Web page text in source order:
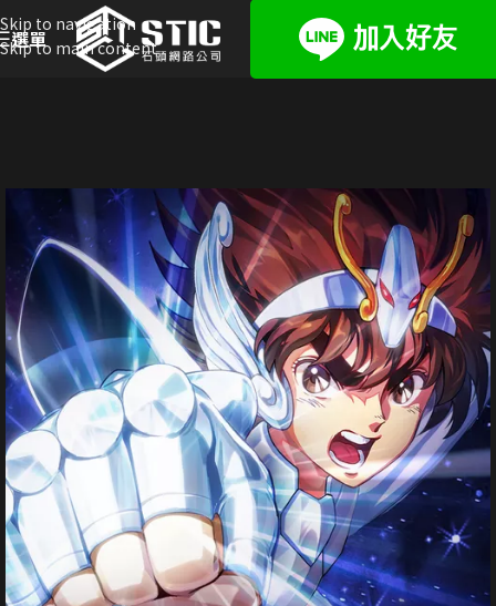
Skip to navigation
Skip to main content
選單